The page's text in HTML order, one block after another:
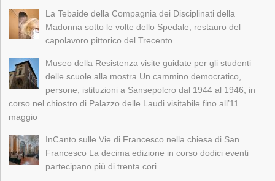
La Tebaide della Compagnia dei Disciplinati della
Madonna sotto le volte dello Spedale, restauro del
capolavoro pittorico del Trecento
Museo della Resistenza visite guidate per gli studenti
delle scuole alla mostra Un cammino democratico,
persone, istituzioni a Sansepolcro dal 1944 al 1946, in
corso nel chiostro di Palazzo delle Laudi visitabile fino all’11
maggio
InCanto sulle Vie di Francesco nella chiesa di San
Francesco La decima edizione in corso dodici eventi
partecipano più di trenta cori